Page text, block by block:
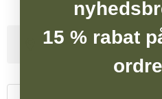
15 % rabat